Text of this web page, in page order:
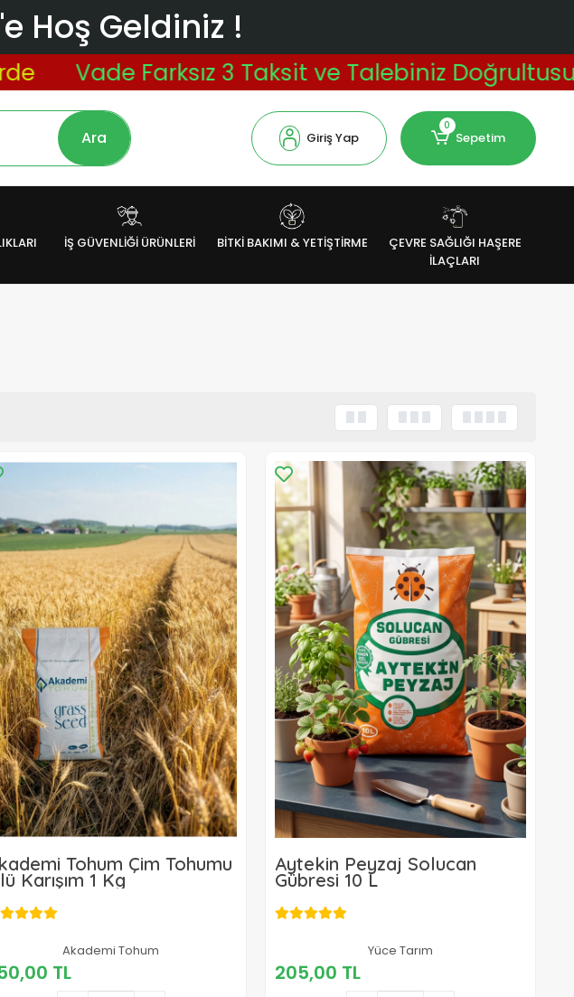
Hoş Geldiniz !
Farksız 3 Taksit ve Talebiniz Doğrultusunda Vade
Ara Giriş Yap
0
Sepetim
İŞ GÜVENLİĞİ ÜRÜNLERİ BİTKİ BAKIMI & YETİŞTİRME
ÇEVRE SAĞLIĞI HAŞERE
İLAÇLARI
Tohum Çim Tohumu
Karışım 1 Kg
Akademi Tohum
TL
350,00 TL
Sepete Ekle
Aytekin Peyzaj Solucan
Gübresi 10 L
Yüce Tarım
205,00 TL
205,00 TL
Sepete Ekle